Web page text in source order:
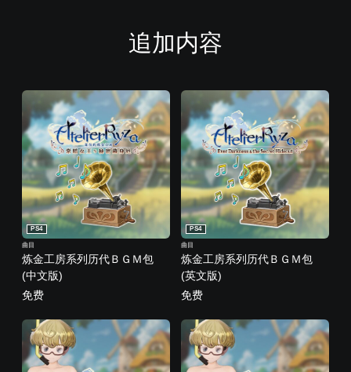
追加内容
炼金工房系列历代ＢＧＭ包
(中文版)
PS4
曲目
免费
炼金工房系列历代ＢＧＭ包
(英文版)
PS4
曲目
免费